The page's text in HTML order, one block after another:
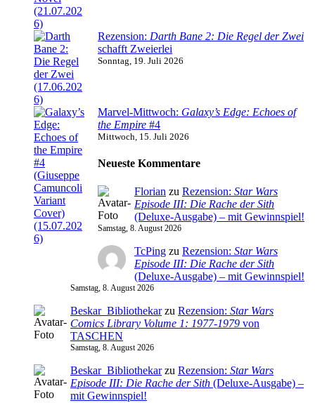
Rezension: Darth Bane 2: Die Regel der Zwei
schafft Zweierlei
Sonntag, 19. Juli 2026
Marvel-Mittwoch: Galaxy’s Edge: Echoes of
the Empire #4
Mittwoch, 15. Juli 2026
Neueste Kommentare
Florian zu Rezension: Star Wars
Episode III: Die Rache der Sith
(Deluxe-Ausgabe) – mit Gewinnspiel!
Samstag, 8. August 2026
TcPing zu Rezension: Star Wars
Episode III: Die Rache der Sith
(Deluxe-Ausgabe) – mit Gewinnspiel!
Samstag, 8. August 2026
Beskar_Bibliothekarzu Rezension: Star Wars
Comics Library Volume 1: 1977-1979 von
TASCHEN
Samstag, 8. August 2026
Beskar_Bibliothekarzu Rezension: Star Wars
Episode III: Die Rache der Sith (Deluxe-Ausgabe) –
mit Gewinnspiel!